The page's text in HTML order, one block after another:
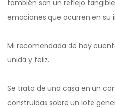
también son un reflejo
emociones que ocurren en su
Mi recomendada de hoy
unida y feliz.
Se trata de una casa en un
construidas sobre un lote